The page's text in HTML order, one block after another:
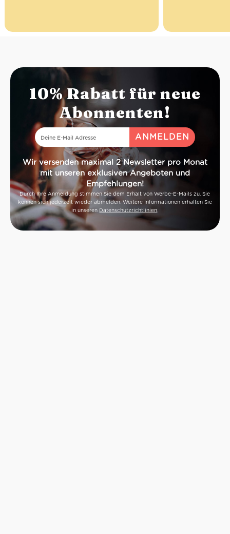
Rechnung mit Bestellnummer
Beachte: Der Verzehr in
unserer Trattoria ist nicht
gestattet (nur zum Mitnehmen)
10% Rabatt für neue
Abonnenten!
Wir versenden maximal 2 Newsletter pro Monat
mit unseren exklusiven Angeboten und
Empfehlungen!
Durch Ihre Anmeldung stimmen Sie dem Erhalt von Werbe-E-Mails zu. Sie
können sich jederzeit wieder abmelden. Weitere Informationen erhalten Sie
in unseren Datenschutzrichtlinien